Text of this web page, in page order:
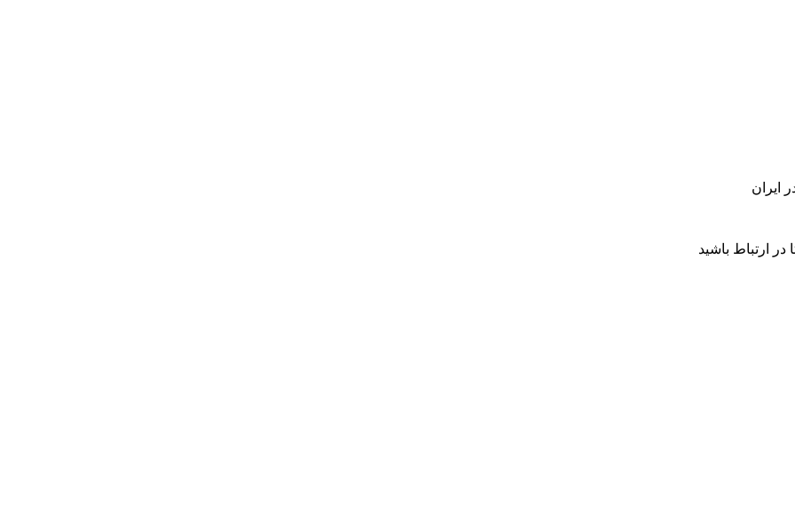
ارتباط باشید